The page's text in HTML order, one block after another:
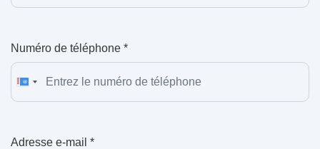
Numéro de téléphone *
United
States
Adresse e-mail *